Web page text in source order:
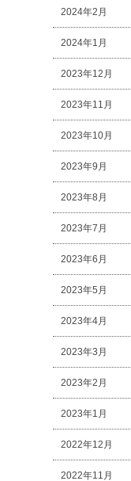
2024年2月
2024年1月
2023年12月
2023年11月
2023年10月
2023年9月
2023年8月
2023年7月
2023年6月
2023年5月
2023年4月
2023年3月
2023年2月
2023年1月
2022年12月
2022年11月